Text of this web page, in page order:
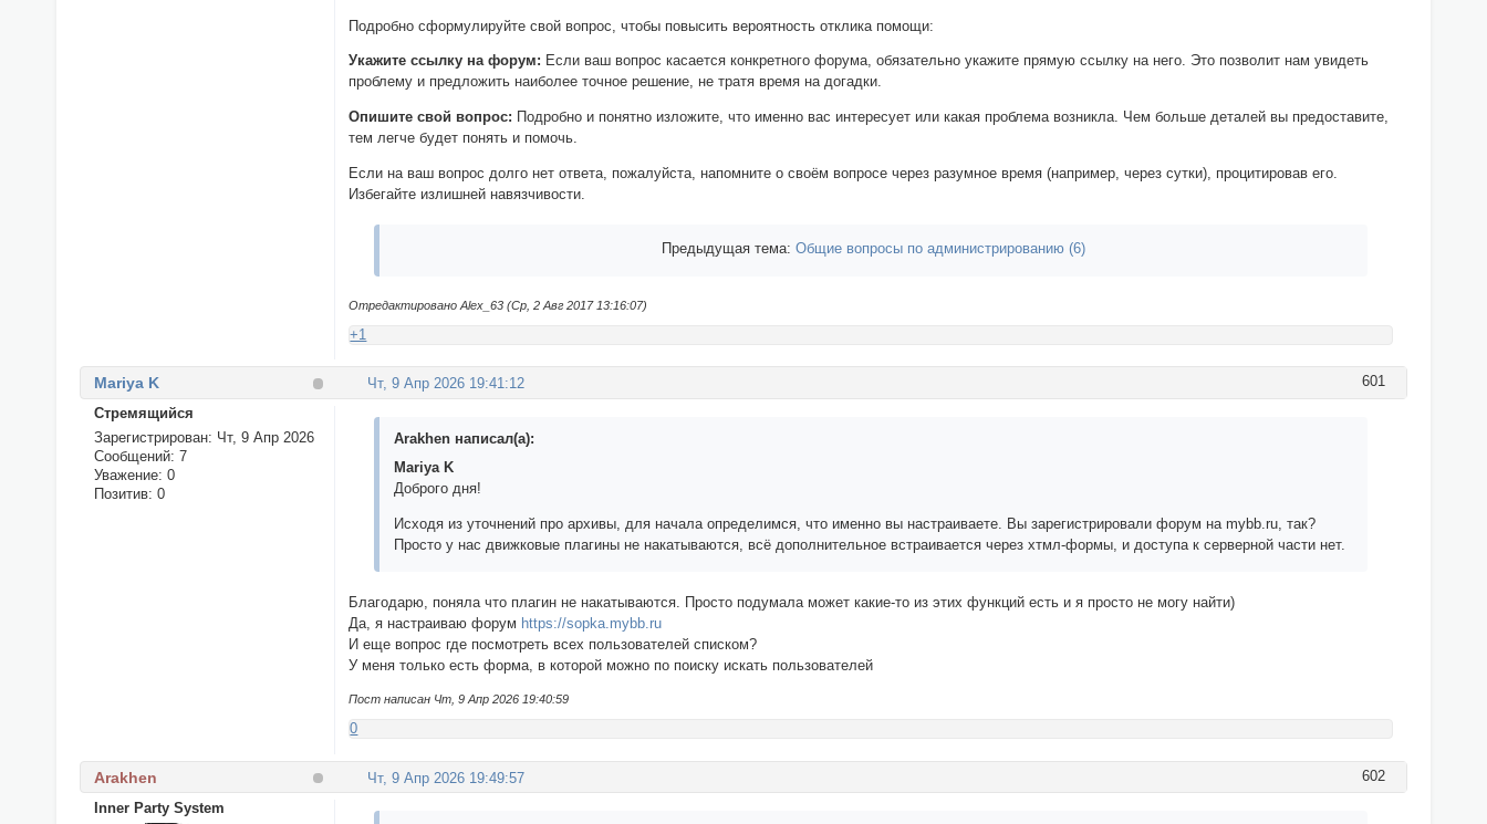
Подробно сформулируйте свой вопрос, чтобы повысить вероятность отклика помощи:
Укажите ссылку на форум: Если ваш вопрос касается конкретного форума, обязательно укажите прямую ссылку на него. Это позволит нам увидеть
проблему и предложить наиболее точное решение, не тратя время на догадки.
Опишите свой вопрос: Подробно и понятно изложите, что именно вас интересует или какая проблема возникла. Чем больше деталей вы предоставите,
тем легче будет понять и помочь.
Если на ваш вопрос долго нет ответа, пожалуйста, напомните о своём вопросе через разумное время (например, через сутки), процитировав его.
Избегайте излишней навязчивости.
Предыдущая тема:Общие вопросы по администрированию (6)
Отредактировано Alex_63 (Ср, 2 Авг 2017 13:16:07)
+1
601
Чт, 9 Апр 2026 19:41:12
Mariya K
Стремящийся
Зарегистрирован: Чт, 9 Апр 2026
Сообщений: 7
Уважение: 0
Позитив: 0
Arakhen написал(а):
Mariya K
Доброго дня!
Исходя из уточнений про архивы, для начала определимся, что именно вы настраиваете. Вы зарегистрировали форум на mybb.ru, так?
Просто у нас движковые плагины не накатываются, всё дополнительное встраивается через хтмл-формы, и доступа к серверной части нет.
Благодарю, поняла что плагин не накатываются. Просто подумала может какие-то из этих функций есть и я просто не могу найти)
Да, я настраиваю форум https://sopka.mybb.ru
И еще вопрос где посмотреть всех пользователей списком?
У меня только есть форма, в которой можно по поиску искать пользователей
Пост написан Чт, 9 Апр 2026 19:40:59
0
602
Чт, 9 Апр 2026 19:49:57
Arakhen
Inner Party System